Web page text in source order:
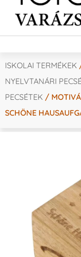
ISKOLAI TERMÉKEK
NYELVTANÁRI
PECSÉTEK /
SCHÖNE